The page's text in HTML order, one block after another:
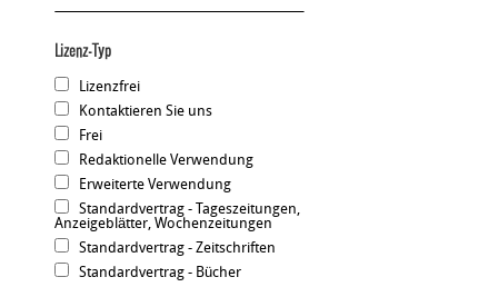
Lizenz-Typ
Lizenzfrei
Kontaktieren Sie uns
Frei
Redaktionelle Verwendung
Erweiterte Verwendung
Standardvertrag - Tageszeitungen,
Anzeigeblätter, Wochenzeitungen
Standardvertrag - Zeitschriften
Standardvertrag - Bücher